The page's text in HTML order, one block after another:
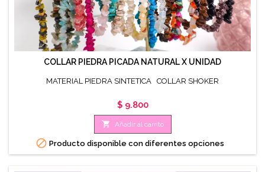
COLLAR PIEDRA PICADA NATURAL X UNIDAD
MATERIAL PIEDRA SINTETICA COLLAR SHOKER
Precio
$ 9.800
 Añadir al carrito
 Producto disponible con diferentes opciones